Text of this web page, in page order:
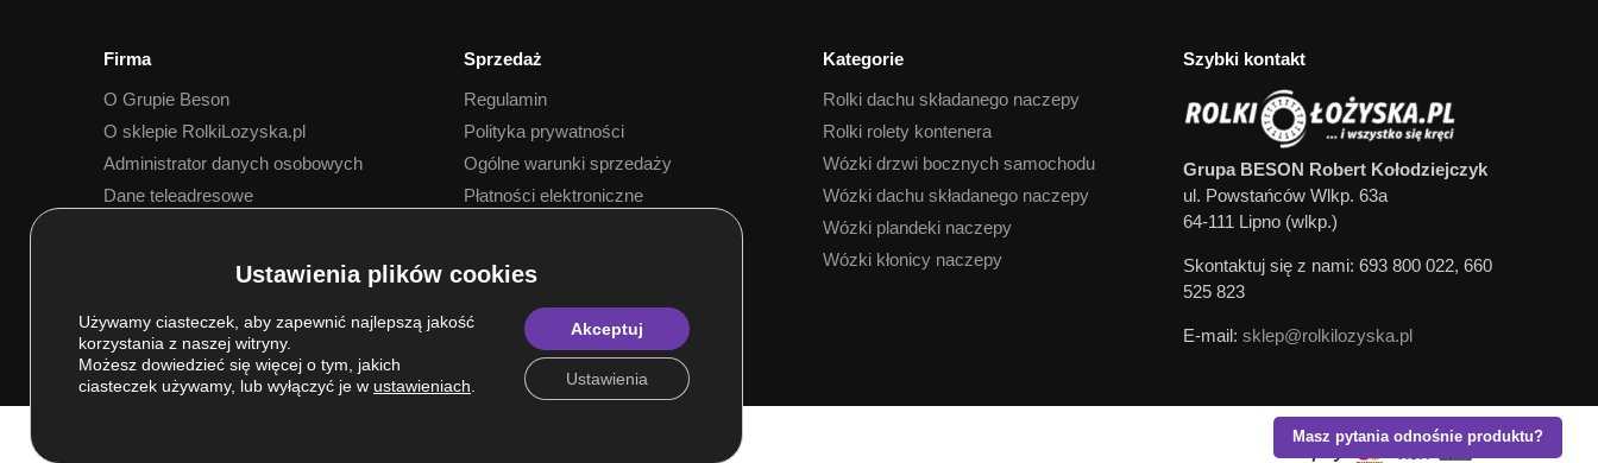
Masz pytania odnośnie produktu?
Firma
O Grupie Beson
O sklepie RolkiLozyska.pl
Administrator danych osobowych
Dane teleadresowe
Sprzedaż
Regulamin
Polityka prywatności
Ogólne warunki sprzedaży
Płatności elektroniczne
Kategorie
Rolki dachu składanego naczepy
Rolki rolety kontenera
Wózki drzwi bocznych samochodu
Wózki dachu składanego naczepy
Wózki plandeki naczepy
Wózki kłonicy naczepy
Szybki kontakt
Grupa BESON Robert Kołodziejczyk
ul. Powstańców Wlkp. 63a
64-111 Lipno (wlkp.)
Skontaktuj się z nami: 693 800 022, 660
525 823
E-mail: sklep@rolkilozyska.pl
Używamy ciasteczek, aby zapewnić najlepszą jakość
korzystania z naszej witryny.
Możesz dowiedzieć się więcej o tym, jakich
ciasteczek używamy, lub wyłączyć je w ustawieniach
Akceptuj
Ustawienia